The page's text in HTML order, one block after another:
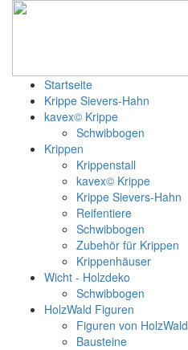
Startseite
Krippe Sievers-Hahn
kavex© Krippe
Schwibbogen
Krippen
Krippenstall
kavex© Krippe
Krippe Sievers-Hahn
Reifentiere
Schwibbogen
Zubehör für Krippen
Krippenhäuser
Wicht - Holzdeko
Schwibbogen
HolzWald Figuren
Figuren von HolzWald
Bausteine